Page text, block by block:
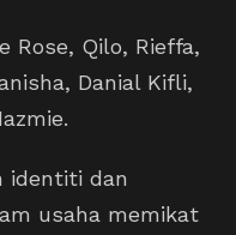
Rose, Qilo, Rieffa,
Danial Kifli,
identiti dan
usaha memikat